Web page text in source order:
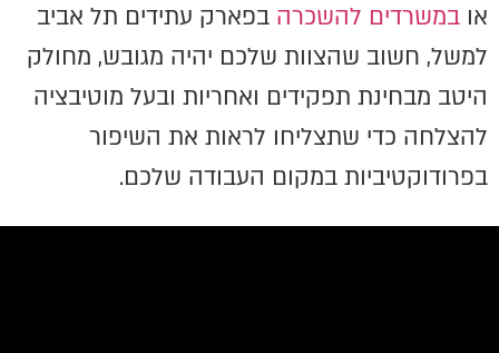
או במשרדים להשכרה בפארק עתידים תל אביב
למשל, חשוב שהצוות שלכם יהיה מגובש, מחולק
היטב מבחינת תפקידים ואחריות ובעל מוטיבציה
להצלחה כדי שתצליחו לראות את השיפור
בפרודוקטיביות במקום העבודה שלכם.